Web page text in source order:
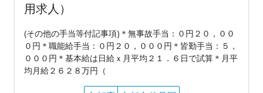
用求人）
(その他の手当等付記事項)＊無事故手当：０円２０，００
０円＊職能給手当：０円２０，０００円＊皆勤手当：５，
０００円＊基本給は日給ｘ月平均２１．６日で試算＊月平
均月給２６２８万円（